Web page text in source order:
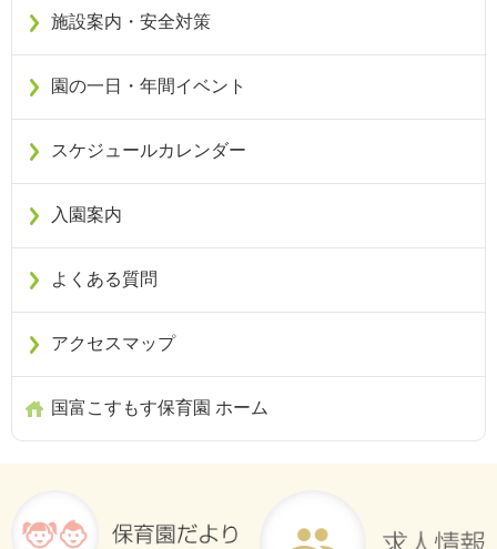
施設案内・安全対策
園の一日・年間イベント
スケジュールカレンダー
入園案内
よくある質問
アクセスマップ
国富こすもす保育園 ホーム